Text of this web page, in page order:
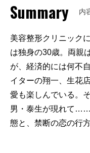
Summary 内
美容整形クリニック
は独身の30歳。両親
が、経済的には何不
イターの翔一、生花
愛も楽しんでいる。
男・泰生が現れて……
態と、禁断の恋の行